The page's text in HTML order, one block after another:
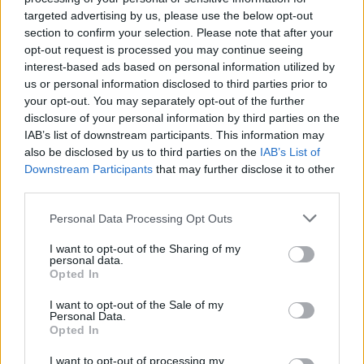
targeted advertising by us, please use the below opt-out
section to confirm your selection. Please note that after your
opt-out request is processed you may continue seeing
interest-based ads based on personal information utilized by
us or personal information disclosed to third parties prior to
your opt-out. You may separately opt-out of the further
disclosure of your personal information by third parties on the
IAB’s list of downstream participants. This information may
also be disclosed by us to third parties on the IAB’s List of
Downstream Participants that may further disclose it to other
Personal Data Processing Opt Outs
I want to opt-out of the Sharing of my
personal data.
Opted In
I want to opt-out of the Sale of my
Personal Data.
Opted In
I want to opt-out of processing my
oggi necessitano tuttavia di precise
autorizzazioni per la vendita e che risultano
dunque meno appetibili sul mercato. Eccezioni a
parte, ilGrand Tourdegliantichi guardaroba
portatilicontinua ancora ai nostri giorni: «Il
bacino degli acquirenti più ampio è
rappresentato dalla clientela statunitense, che
traina gli affari, ma anche il Nord Europa sta
iniziando ad apprezzare questi oggetti per il
valore loro intrinseco, non soltanto legato ai
A differenza di quanto accade in altri rami del
collezionismo d’altra fascia, peraltro, qui il
rischio di incappare nei falsi è decisamente